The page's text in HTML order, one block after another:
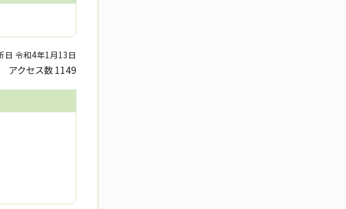
日 令和4年1月13日
アクセス数1149